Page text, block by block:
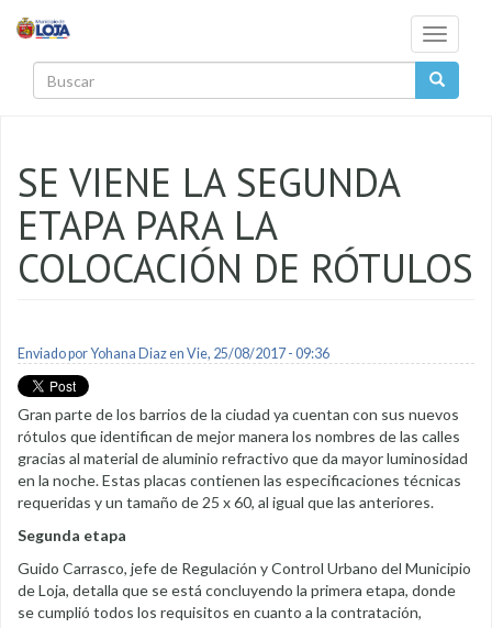
Toggle
SE VIENE LA SEGUNDA
ETAPA PARA LA
COLOCACIÓN DE RÓTULOS
Enviado porYohana Diazen Vie, 25/08/2017 - 09:36
Gran parte de los barrios de la ciudad ya cuentan con sus nuevos
rótulos que identifican de mejor manera los nombres de las calles
gracias al material de aluminio refractivo que da mayor luminosidad
en la noche. Estas placas contienen las especificaciones técnicas
requeridas y un tamaño de 25 x 60, al igual que las anteriores.
Segunda etapa
Guido Carrasco, jefe de Regulación y Control Urbano del Municipio
de Loja, detalla que se está concluyendo la primera etapa, donde
se cumplió todos los requisitos en cuanto a la contratación,